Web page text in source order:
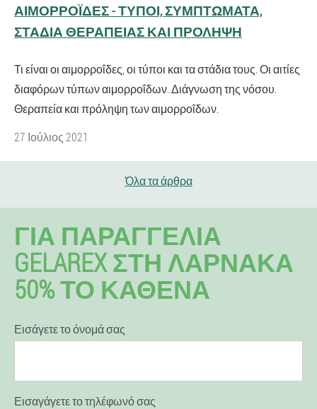
ΑΙΜΟΡΡΟΪ́ΔΕΣ - ΤΎΠΟΙ, ΣΥΜΠΤΏΜΑΤΑ,
ΣΤΆΔΙΑ ΘΕΡΑΠΕΊΑΣ ΚΑΙ ΠΡΌΛΗΨΗ
Τι είναι οι αιμορροΐδες, οι τύποι και τα στάδια τους. Οι αιτίες
διαφόρων τύπων αιμορροΐδων. Διάγνωση της νόσου.
Θεραπεία και πρόληψη των αιμορροΐδων.
27 Ιούλιος 2021
Όλα τα άρθρα
ΓΙΑ ΠΑΡΑΓΓΕΛΊΑ
GELAREX ΣΤΗ ΛΆΡΝΑΚΑ
50% ΤΟ ΚΑΘΈΝΑ
Εισάγετε το όνομά σας
Εισαγάγετε το τηλέφωνό σας